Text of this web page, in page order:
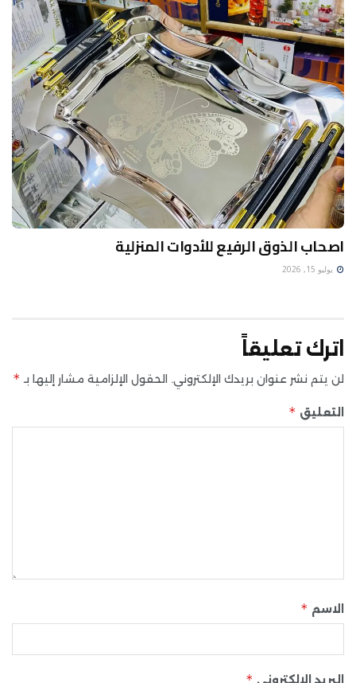
اصحاب الذوق الرفيع للأدوات المنزلية
يوليو 15, 2026
اترك تعليقاً
لن يتم نشر عنوان بريدك الإلكتروني. الحقول الإلزامية مشار إليها بـ *
التعليق *
الاسم *
البريد الإلكتروني *